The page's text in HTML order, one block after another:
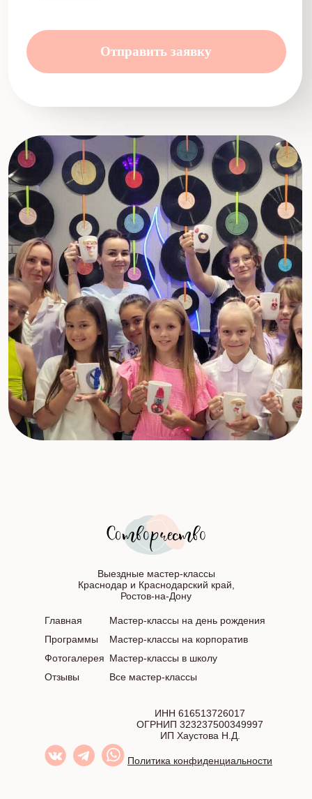
Выездные мастер-классы
Краснодар и Краснодарский край,
Ростов-на-Дону
ИНН 616513726017
ОГРНИП 323237500349997
ИП Хаустова Н.Д.
Политика конфиденциальности
Главная
Программы
Фотогалерея
Отзывы
Мастер-классы на день рождения
Мастер-классы на корпоратив
Мастер-классы в школу
Все мастер-классы